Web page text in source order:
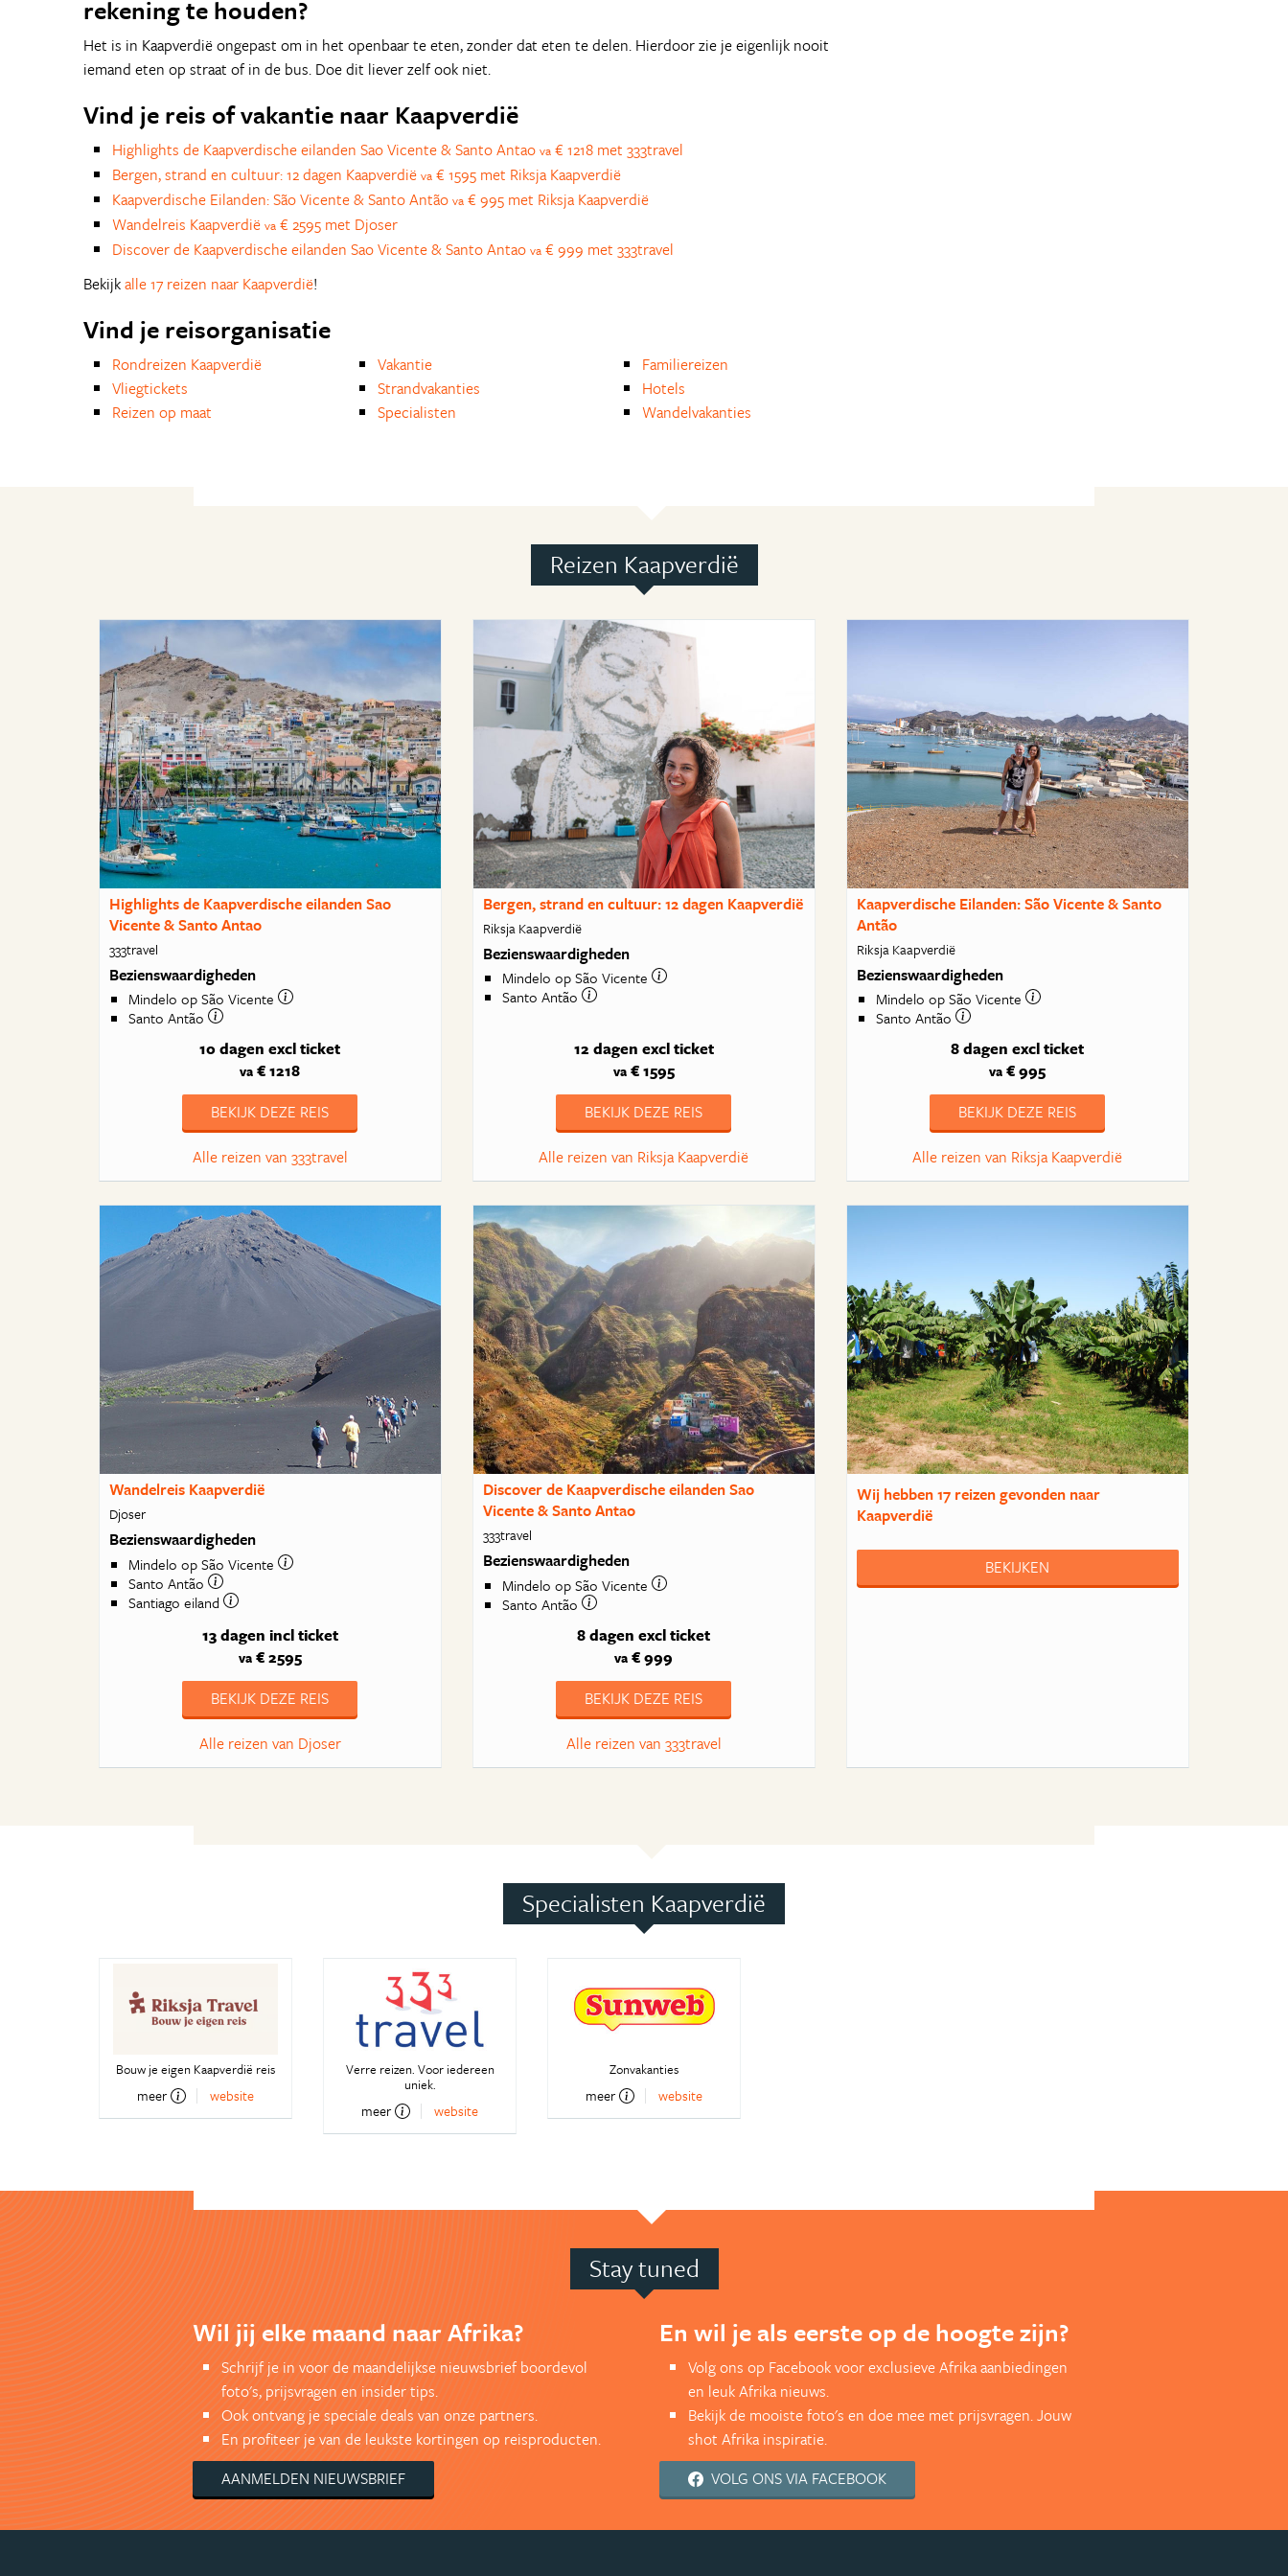
rekening te houden?
Het is in Kaapverdië ongepast om in het openbaar te eten, zonder dat eten te delen. Hierdoor zie je eigenlijk nooit
iemand eten op straat of in de bus. Doe dit liever zelf ook niet.
Vind je reis of vakantie naar Kaapverdië
Highlights de Kaapverdische eilanden Sao Vicente & Santo Antao va € 1218 met 333travel
Bergen, strand en cultuur: 12 dagen Kaapverdië va € 1595 met Riksja Kaapverdië
Kaapverdische Eilanden: São Vicente & Santo Antão va € 995 met Riksja Kaapverdië
Wandelreis Kaapverdië va € 2595 met Djoser
Discover de Kaapverdische eilanden Sao Vicente & Santo Antao va € 999 met 333travel
Bekijkalle 17 reizen naar Kaapverdië!
Vind je reisorganisatie
Rondreizen Kaapverdië
Vliegtickets
Reizen op maat
Vakantie
Strandvakanties
Specialisten
Familiereizen
Hotels
Wandelvakanties
Reizen Kaapverdië
Highlights de Kaapverdische eilanden Sao
Vicente & Santo Antao
333travel
Bezienswaardigheden
Mindelo op São Vicente
Santo Antão
10 dagen excl ticket
va € 1218
BEKIJK DEZE REIS
Alle reizen van 333travel
Bergen, strand en cultuur: 12 dagen Kaapverdië
Riksja Kaapverdië
Bezienswaardigheden
Mindelo op São Vicente
Santo Antão
12 dagen excl ticket
va€ 1595
BEKIJK DEZE REIS
Alle reizen van Riksja Kaapverdië
Kaapverdische Eilanden: São Vicente & Santo
Antão
Riksja Kaapverdië
Bezienswaardigheden
Mindelo op São Vicente
Santo Antão
8 dagen excl ticket
va € 995
BEKIJK DEZE REIS
Alle reizen van Riksja Kaapverdië
Wandelreis Kaapverdië
Djoser
Bezienswaardigheden
Mindelo op São Vicente
Santo Antão
Santiago eiland
13 dagen incl ticket
va€ 2595
BEKIJK DEZE REIS
Alle reizen van Djoser
Discover de Kaapverdische eilanden Sao
Vicente & Santo Antao
333travel
Bezienswaardigheden
Mindelo op São Vicente
Santo Antão
8 dagen excl ticket
va € 999
BEKIJK DEZE REIS
Alle reizen van 333travel
Wij hebben17 reizengevonden naar
Kaapverdië
BEKIJKEN
Specialisten Kaapverdië
Bouw je eigen Kaapverdië reis
meer website
Verre reizen. Voor iedereen
uniek.
meer website
Zonvakanties
meer website
Stay tuned
Wil jij elke maand naar Afrika?
Schrijf je in voor de maandelijkse nieuwsbrief boordevol
foto's, prijsvragen en insider tips.
Ook ontvang je speciale deals van onze partners.
En profiteer je van de leukste kortingen op reisproducten.
AANMELDEN NIEUWSBRIEF
En wil je als eerste op de hoogte zijn?
Volg ons op Facebook voor exclusieve Afrika aanbiedingen
en leuk Afrika nieuws.
Bekijk de mooiste foto's en doe mee met prijsvragen. Jouw
shot Afrika inspiratie.
VOLG ONS VIA FACEBOOK